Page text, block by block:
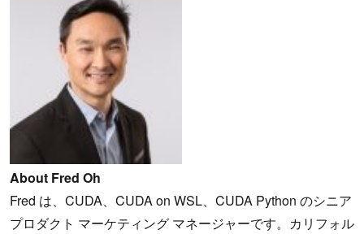
About Fred Oh
Fred は、CUDA、CUDA on WSL、CUDA Python のシニア
プロダクト マーケティング マネージャーです。カリフォル